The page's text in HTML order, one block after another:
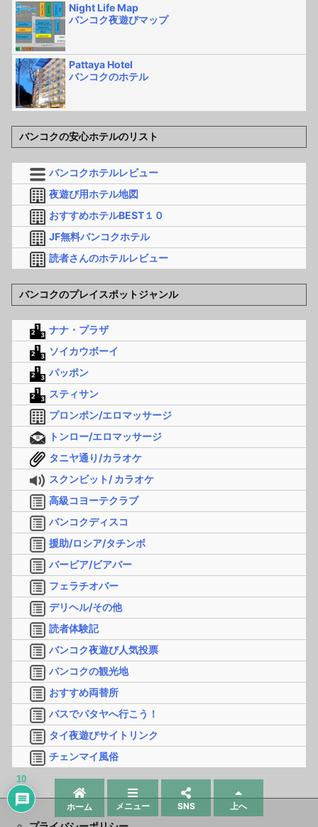
Night Life Map
バンコク夜遊びマップ
Pattaya Hotel
バンコクのホテル
バンコクの安心ホテルのリスト
バンコクホテルレビュー
夜遊び用ホテル地図
おすすめホテルBEST１０
JF無料バンコクホテル
読者さんのホテルレビュー
バンコクのプレイスポットジャンル
ナナ・プラザ
ソイカウボーイ
パッポン
スティサン
プロンポン/エロマッサージ
トンロー/エロマッサージ
タニヤ通り/カラオケ
スクンビット/ カラオケ
高級コヨーテクラブ
バンコクディスコ
援助/ロシア/タチンボ
バービア/ビアバー
フェラチオバー
デリヘル/その他
読者体験記
バンコク夜遊び人気投票
バンコクの観光地
おすすめ両替所
バスでパタヤへ行こう！
タイ夜遊びサイトリンク
チェンマイ風俗
ホーム メニュー SNS 上へ
10